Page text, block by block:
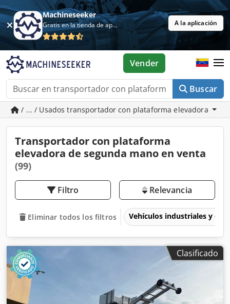
Machineseeker
Gratis en la tienda de aplicaciones A la aplicación
Buscar
Vender
/ ... / Usados transportador con plataforma elevadora
Transportador con plataforma
elevadora de segunda mano en venta
(99)
Filtro Relevancia
Eliminar todos los filtros Vehículos industriales y
Clasificado